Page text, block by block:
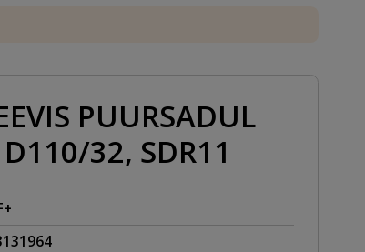
PUURSADUL
32, SDR11